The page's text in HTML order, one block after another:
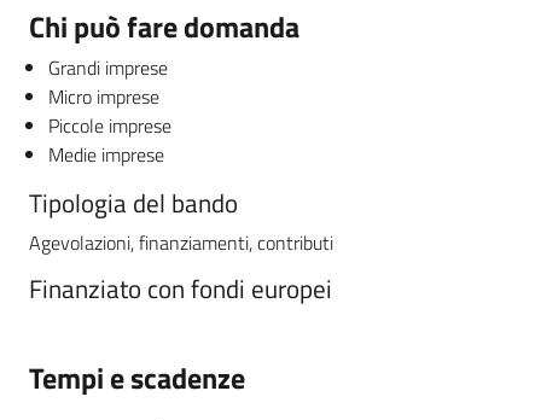
Chi può fare domanda
Grandi imprese
Micro imprese
Piccole imprese
Medie imprese
Tipologia del bando
Agevolazioni, finanziamenti, contributi
Finanziato con fondi europei
Tempi e scadenze